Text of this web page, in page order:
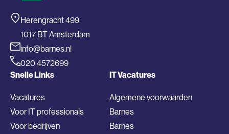
Herengracht 499
1017 BT Amsterdam
info@barnes.nl
020 4572699
Snelle Links
Vacatures
Voor IT professionals
Voor bedrijven
IT Vacatures
Algemene voorwaarden
Barnes
Barnes